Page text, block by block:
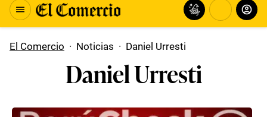
El Comercio · Noticias · Daniel Urresti
Daniel Urresti